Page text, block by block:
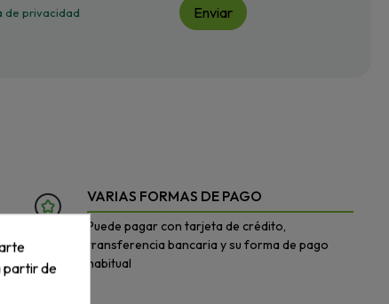
de privacidad Enviar
VARIAS FORMAS DE PAGO
Puede pagar con tarjeta de crédito,
transferencia bancaria y su forma de pago
habitual
partir de